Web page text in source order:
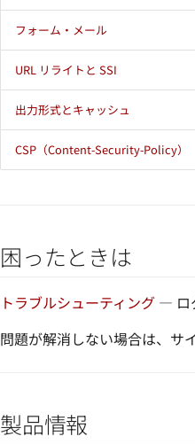
フォーム・メール
URL リライトと SSI
出力形式とキャッシュ
CSP（Content-Security-Policy）
困ったときは
トラブルシューティング — ロ
問題が解消しない場合は、サ
製品情報